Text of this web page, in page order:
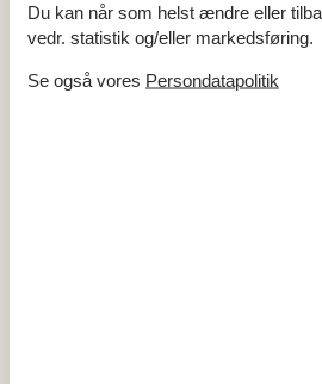
Afstande
Afstand fjord 400 m
Afstand indkøb / Helårsbutik 4 km
Du kan når som helst ændre eller
vedr. statistik og/eller markedsføring.
Se også vores Persondatapolitik